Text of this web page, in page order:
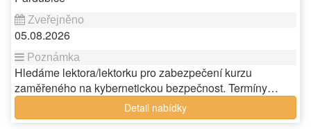
05.08.2026
Hledáme lektora/lektorku pro zabezpečení kurzu
zaměřeného na kybernetickou bezpečnost. Termíny…
Detail nabídky